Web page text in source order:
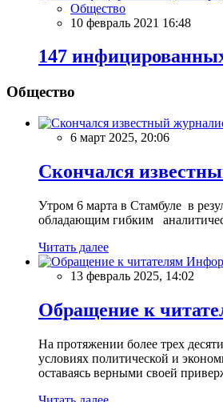
Общество
10 февраль 2021 16:48
147
Общество
6 март 2025, 20:06
Скончался
Утром 6 марта в Стамбуле в
обладающим гибким
Читать далее
13 февраль 2025, 14:02
Обращение к
На протяжении более трех
условиях политической и
оставаясь верными своей